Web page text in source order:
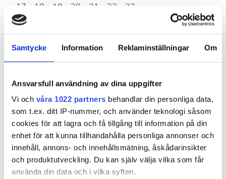
Samtycke Information Reklaminställningar Om
Ansvarsfull användning av dina uppgifter
Vi och våra 1022 partners behandlar din personliga data,
som t.ex. ditt IP-nummer, och använder teknologi såsom
cookies för att lagra och få tillgång till information på din
enhet för att kunna tillhandahålla personliga annonser och
innehåll, annons- och innehållsmätning, åskådarinsikter
och produktutveckling. Du kan själv välja vilka som får
använda din data och i vilka syften.
17
18 19 20 21 22
23
24
31
Öppettider
måndag 07.00 - 19.00
tisdag 07.00 - 19.00
onsdag 07.00 - 19.00